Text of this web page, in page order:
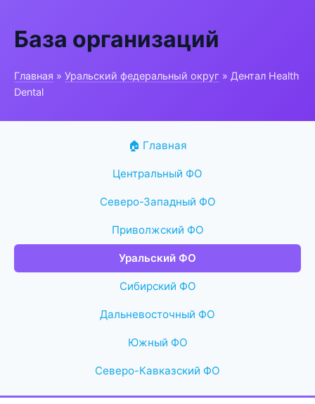
База организаций
Главная » Уральский федеральный округ » Дентал Health
Dental
🏠 Главная
Центральный ФО
Северо-Западный ФО
Приволжский ФО
Уральский ФО
Сибирский ФО
Дальневосточный ФО
Южный ФО
Северо-Кавказский ФО